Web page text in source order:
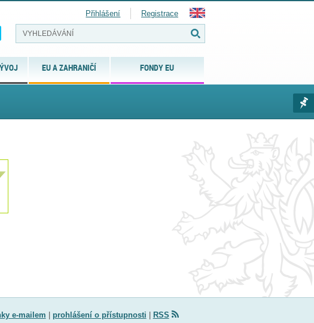
EU A ZAHRANIČÍ FONDY EU
Přihlášení Registrace
e-mailem prohlášení o přístupnosti RSS